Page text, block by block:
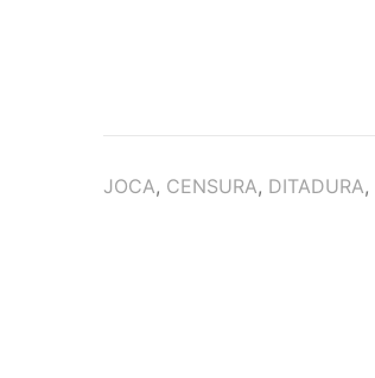
TAGS
JOCA, CENSURA, DITADURA,